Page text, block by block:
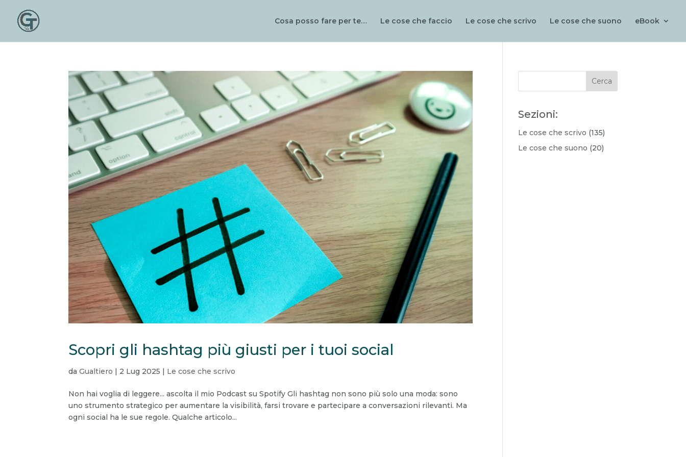
Cosa posso fare per te… Le cose che faccio Le cose che scrivo Le cose che suono eBook
Scopri gli hashtag più giusti per i tuoi social
daGualtiero | 2 Lug 2025 | Le cose che scrivo
Non hai voglia di leggere... ascolta il mio Podcast su Spotify Gli hashtag non sono più solo una moda: sono
uno strumento strategico per aumentare la visibilità, farsi trovare e partecipare a conversazioni rilevanti. Ma
ogni social ha le sue regole. Qualche articolo...
Sezioni:
Le cose che scrivo (135)
Le cose che suono (20)